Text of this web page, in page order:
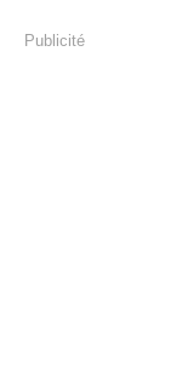
Publicité